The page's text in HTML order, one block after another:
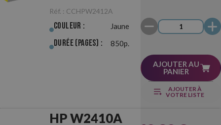
(216A) Jaune
Réf. : CCHPW2412A
Couleur : Jaune
Durée (pages) : 850p.
AJOUTER AU
PANIER
AJOUTER À
VOTRE LISTE
HP W2410A